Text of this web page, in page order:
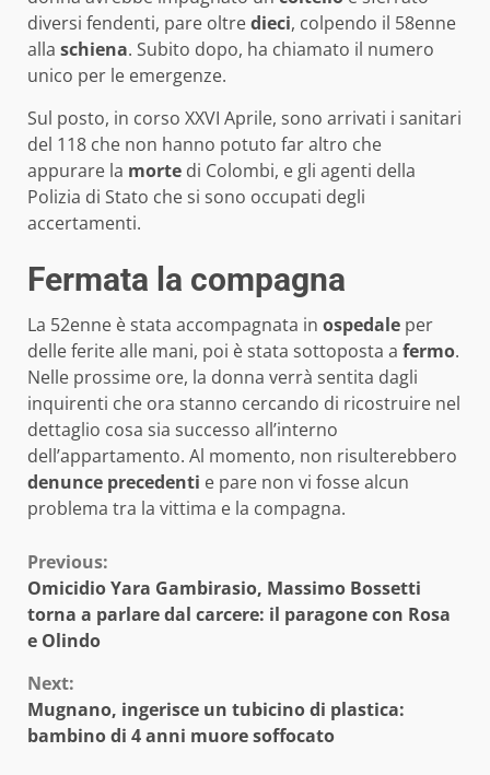
diversi fendenti, pare oltredieci, colpendo il 58enne
alla schiena. Subito dopo, ha chiamato il numero
unico per le emergenze.
Sul posto, in corso XXVI Aprile, sono arrivati i sanitari
del 118 che non hanno potuto far altro che
appurare la morte di Colombi, e gli agenti della
Polizia di Stato che si sono occupati degli
accertamenti.
Fermata la compagna
La 52enne è stata accompagnata in ospedale per
delle ferite alle mani, poi è stata sottoposta a fermo.
Nelle prossime ore, la donna verrà sentita dagli
inquirenti che ora stanno cercando di ricostruire nel
dettaglio cosa sia successo all’interno
dell’appartamento. Al momento, non risulterebbero
denunce precedenti e pare non vi fosse alcun
problema tra la vittima e la compagna.
Continue
Reading
Previous:
Omicidio Yara Gambirasio, Massimo Bossetti
torna a parlare dal carcere: il paragone con Rosa
e Olindo
Next:
Mugnano, ingerisce un tubicino di plastica:
bambino di 4 anni muore soffocato